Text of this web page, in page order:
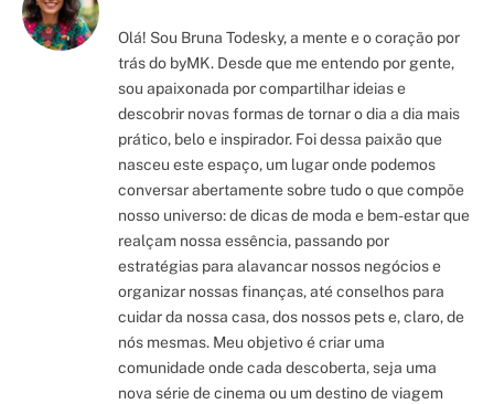
Olá! Sou Bruna Todesky, a mente e o coração por
trás do byMK. Desde que me entendo por gente,
sou apaixonada por compartilhar ideias e
descobrir novas formas de tornar o dia a dia mais
prático, belo e inspirador. Foi dessa paixão que
nasceu este espaço, um lugar onde podemos
conversar abertamente sobre tudo o que compõe
nosso universo: de dicas de moda e bem-estar que
realçam nossa essência, passando por
estratégias para alavancar nossos negócios e
organizar nossas finanças, até conselhos para
cuidar da nossa casa, dos nossos pets e, claro, de
nós mesmas. Meu objetivo é criar uma
comunidade onde cada descoberta, seja uma
nova série de cinema ou um destino de viagem